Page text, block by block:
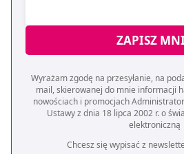
ZAPISZ
Wyrażam zgodę na przesyłanie, na
mail, skierowanej do mnie informacji
nowościach i promocjach
Ustawy z dnia 18 lipca 2002 r. o
elektroniczną
Chcesz się wypisać z